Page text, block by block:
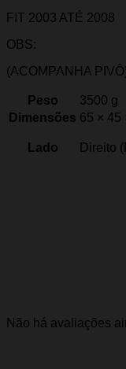
FIT 2003 ATÉ 2008
OBS:
(ACOMPANHA
Peso
3500 g
Dimensões 65 × 45
Lado Direito
Não há avaliações